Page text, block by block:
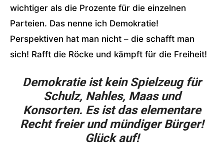
wichtiger als die Prozente für die einzelnen
Parteien. Das nenne ich Demokratie!
Perspektiven hat man nicht – die schafft man
sich! Rafft die Röcke und kämpft für die Freiheit!
Demokratie ist kein Spielzeug für
Schulz, Nahles, Maas und
Konsorten. Es ist das elementare
Recht freier und mündiger Bürger!
Glück auf!